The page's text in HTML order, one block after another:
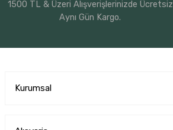
1500 TL & Üzeri Alışverişlerinizde Ücretsiz
Aynı Gün Kargo.
Kurumsal